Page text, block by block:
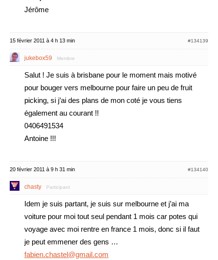
Jérôme
15 février 2011 à 4 h 13 min #134139
jukebox59 Membre
Salut ! Je suis à brisbane pour le moment mais motivé
pour bouger vers melbourne pour faire un peu de fruit
picking, si j’ai des plans de mon coté je vous tiens
également au courant !!
0406491534
Antoine !!!
20 février 2011 à 9 h 31 min #134140
chasty Participant
Idem je suis partant, je suis sur melbourne et j’ai ma
voiture pour moi tout seul pendant 1 mois car potes qui
voyage avec moi rentre en france 1 mois, donc si il faut
je peut emmener des gens …
fabien.chastel@gmail.com